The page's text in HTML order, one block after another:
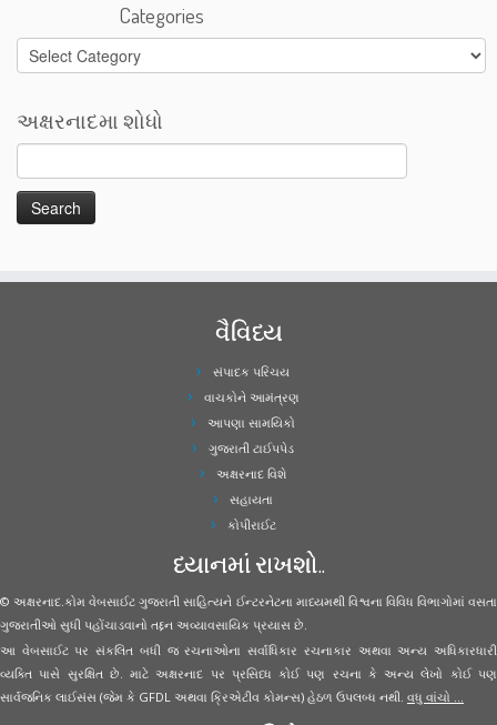
Categories
Categories
અક્ષરનાદમા શોધો
વૈવિધ્ય
સંપાદક પરિચય
વાચકોને આમંત્રણ
આપણા સામયિકો
ગુજરાતી ટાઈપપેડ
અક્ષરનાદ વિશે
સહાયતા
કોપીરાઈટ
ધ્યાનમાં રાખશો..
© અક્ષરનાદ.કોમ વેબસાઈટ ગુજરાતી સાહિત્યને ઈન્ટરનેટના માધ્યમથી વિશ્વના વિવિધ વિભાગોમાં વસતા
ગુજરાતીઓ સુધી પહોંચાડવાનો તદ્દન અવ્યાવસાયિક પ્રયાસ છે.
આ વેબસાઈટ પર સંકલિત બધી જ રચનાઓના સર્વાધિકાર રચનાકાર અથવા અન્ય અધિકારધારી
વ્યક્તિ પાસે સુરક્ષિત છે. માટે અક્ષરનાદ પર પ્રસિધ્ધ કોઈ પણ રચના કે અન્ય લેખો કોઈ પણ
સાર્વજનિક લાઈસંસ (જેમ કે GFDL અથવા ક્રિએટીવ કોમન્સ) હેઠળ ઉપલબ્ધ નથી. વધુ વાંચો ...